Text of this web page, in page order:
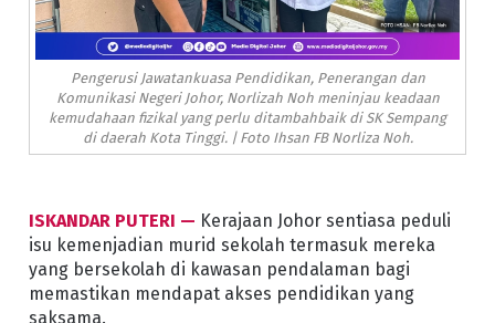
Pengerusi Jawatankuasa Pendidikan, Penerangan dan
Komunikasi Negeri Johor, Norlizah Noh meninjau keadaan
kemudahaan fizikal yang perlu ditambahbaik di SK Sempang
di daerah Kota Tinggi. | Foto Ihsan FB Norliza Noh.
ISKANDAR PUTERI — Kerajaan Johor sentiasa peduli
isu kemenjadian murid sekolah termasuk mereka
yang bersekolah di kawasan pendalaman bagi
memastikan mendapat akses pendidikan yang
saksama.